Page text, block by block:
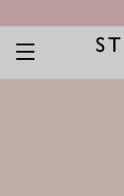
Startseite Shop